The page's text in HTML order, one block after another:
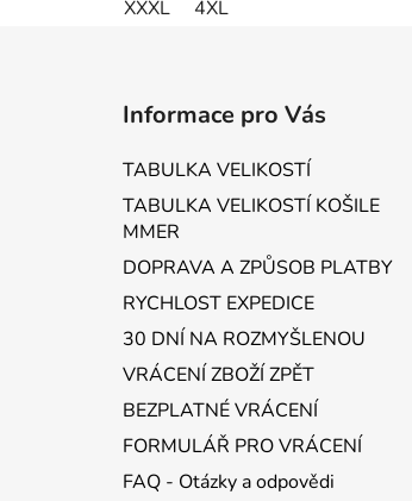
XXXL 4XL
Informace pro Vás
TABULKA VELIKOSTÍ
TABULKA VELIKOSTÍ KOŠILE
MMER
DOPRAVA A ZPŮSOB PLATBY
RYCHLOST EXPEDICE
30 DNÍ NA ROZMYŠLENOU
VRÁCENÍ ZBOŽÍ ZPĚT
BEZPLATNÉ VRÁCENÍ
FORMULÁŘ PRO VRÁCENÍ
FAQ - Otázky a odpovědi